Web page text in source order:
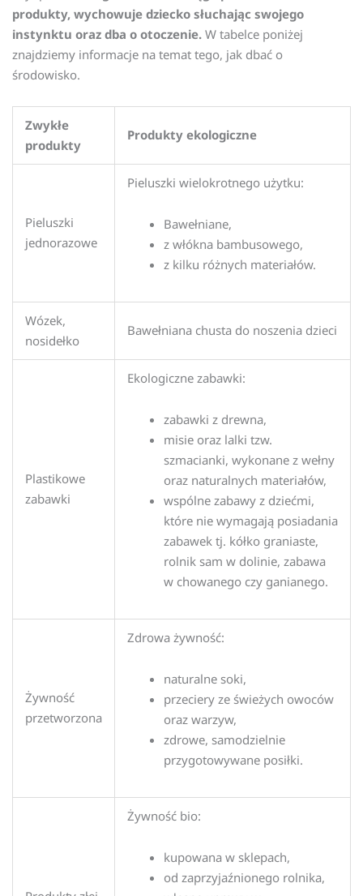
produkty, wychowuje dziecko słuchając swojego
instynktu oraz dba o otoczenie. W tabelce poniżej
znajdziemy informacje na temat tego, jak dbać o
środowisko.
Zwykłe
produkty
Produkty ekologiczne
Pieluszki
jednorazowe
Pieluszki wielokrotnego użytku:
Bawełniane,
z włókna bambusowego,
z kilku różnych materiałów.
Wózek,
nosidełko
Bawełniana chusta do noszenia dzieci
Plastikowe
zabawki
Ekologiczne zabawki:
zabawki z drewna,
misie oraz lalki tzw.
szmacianki, wykonane z wełny
oraz naturalnych materiałów,
wspólne zabawy z dziećmi,
które nie wymagają posiadania
zabawek tj. kółko graniaste,
rolnik sam w dolinie, zabawa
w chowanego czy ganianego.
Żywność
przetworzona
Zdrowa żywność:
naturalne soki,
przeciery ze świeżych owoców
oraz warzyw,
zdrowe, samodzielnie
przygotowywane posiłki.
Żywność bio:
kupowana w sklepach,
od zaprzyjaźnionego rolnika,